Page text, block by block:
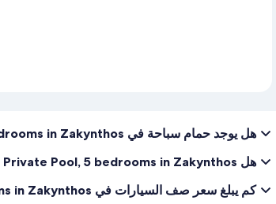
هل يوجد حمام سباحة في Aigli Luxury Villa with Private Pool, 5 bedrooms in Zakynthos؟
هل Aigli Luxury Villa with Private Pool, 5 bedrooms in Zakynthos مناسبة لاصطحاب الحيوانات الأليفة؟
كم يبلغ سعر صف السيارات في Aigli Luxury Villa with Private Pool, 5 bedrooms in Zakynthos؟